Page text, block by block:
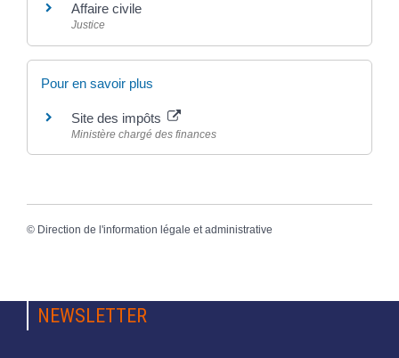
Affaire civile
Justice
Pour en savoir plus
Site des impôts
Ministère chargé des finances
© Direction de l'information légale et administrative
NEWSLETTER